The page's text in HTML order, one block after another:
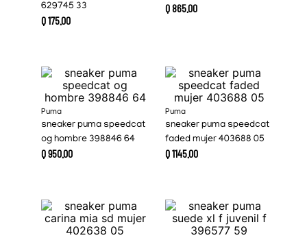
629745 33
Q175.00
Q865.00
Puma
sneaker puma speedcat
og hombre 398846 64
Q950.00
Puma
sneaker puma speedcat
faded mujer 403688 05
Q1145.00